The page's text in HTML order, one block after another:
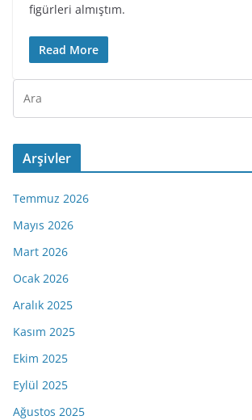
figürleri almıştım.
Read More
Arşivler
Temmuz 2026
Mayıs 2026
Mart 2026
Ocak 2026
Aralık 2025
Kasım 2025
Ekim 2025
Eylül 2025
Ağustos 2025